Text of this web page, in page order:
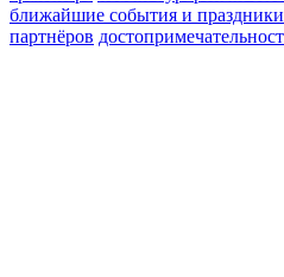
ближайшие события и
партнёров